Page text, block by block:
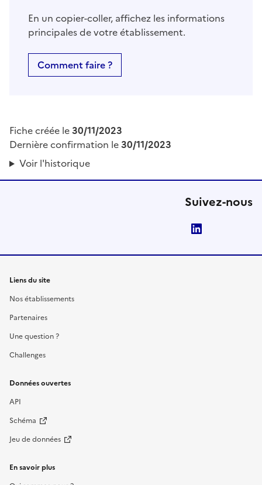
En un copier-coller, affichez les informations
principales de votre établissement.
Comment faire ?
Fiche créée le30/11/2023
Dernière confirmation le30/11/2023
Voir l'historique
Suivez-nous
Liens du site
Nos établissements
Partenaires
Une question ?
Challenges
Données ouvertes
API
Schéma
Jeu de données
En savoir plus